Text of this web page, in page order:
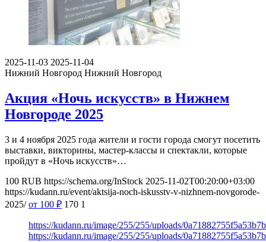
2025-11-03 2025-11-04
Нижний Новгород Нижний Новгород
Акция «Ночь искусств» в Нижнем
Новгороде 2025
3 и 4 ноября 2025 года жители и гости города смогут посетить
выставки, викторины, мастер-классы и спектакли, которые
пройдут в «Ночь искусств»…
100 RUB https://schema.org/InStock 2025-11-02T00:20:00+03:00
https://kudann.ru/event/aktsija-noch-iskusstv-v-nizhnem-novgorode-
2025/ от 100 ₽ 170 1
https://kudann.ru/image/255/255/uploads/
https://kudann.ru/image/255/255/uploads/